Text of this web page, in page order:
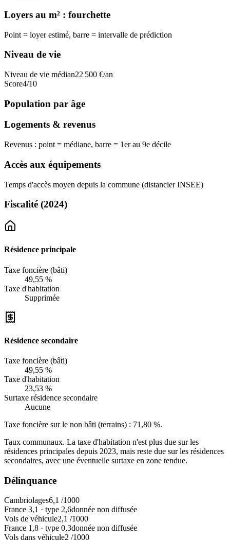
Loyers au m² : fourchette
Point = loyer estimé, barre = intervalle de prédiction
Niveau de vie
Niveau de vie médian22 500 €/an
Score4/10
Population par âge
Logements & revenus
Revenus : point = médiane, barre = 1er au 9e décile
Accès aux équipements
Temps d'accès moyen depuis la commune (distancier INSEE)
Fiscalité (2024)
Résidence principale
Taxe foncière (bâti)
49,55 %
Taxe d'habitation
Supprimée
Résidence secondaire
Taxe foncière (bâti)
49,55 %
Taxe d'habitation
23,53 %
Surtaxe résidence secondaire
Aucune
Taxe foncière sur le non bâti (terrains) : 71,80 %.
Taux communaux. La taxe d'habitation n'est plus due sur les
résidences principales depuis 2023, mais reste due sur les résidences
secondaires, avec une éventuelle surtaxe en zone tendue.
Délinquance
Cambriolages6,1 /1000
France 3,1 · type 2,6donnée non diffusée
Vols de véhicule2,1 /1000
France 1,8 · type 0,3donnée non diffusée
Vols dans véhicule2 /1000